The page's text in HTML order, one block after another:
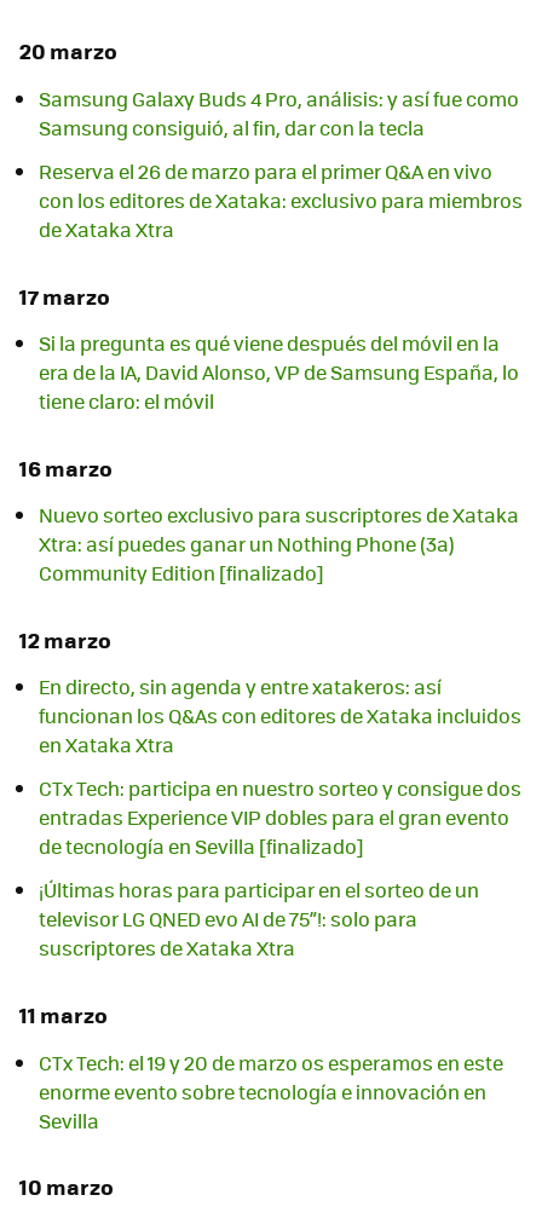
20 marzo
Samsung Galaxy Buds 4 Pro, análisis: y así fue como
Samsung consiguió, al fin, dar con la tecla
Reserva el 26 de marzo para el primer Q&A en vivo
con los editores de Xataka: exclusivo para miembros
de Xataka Xtra
17 marzo
Si la pregunta es qué viene después del móvil en la
era de la IA, David Alonso, VP de Samsung España, lo
tiene claro: el móvil
16 marzo
Nuevo sorteo exclusivo para suscriptores de Xataka
Xtra: así puedes ganar un Nothing Phone (3a)
Community Edition [finalizado]
12 marzo
En directo, sin agenda y entre xatakeros: así
funcionan los Q&As con editores de Xataka incluidos
en Xataka Xtra
CTx Tech: participa en nuestro sorteo y consigue dos
entradas Experience VIP dobles para el gran evento
de tecnología en Sevilla [finalizado]
¡Últimas horas para participar en el sorteo de un
televisor LG QNED evo AI de 75”!: solo para
suscriptores de Xataka Xtra
11 marzo
CTx Tech: el 19 y 20 de marzo os esperamos en este
enorme evento sobre tecnología e innovación en
Sevilla
10 marzo